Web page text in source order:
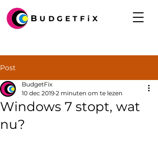
B UDGETFiX
Post
Windows 7 stopt, wat
nu?
BudgetFix
10 dec 2019 2 minuten om te lezen